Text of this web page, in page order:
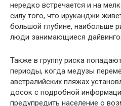
нередко встречается и на
силу того, что ируканджи
большой глубине, наибольше
люди занимающиеся
Также в группу риска
периоды, когда медузы
австралийских пляжах
досок с подробной
предупредить население о